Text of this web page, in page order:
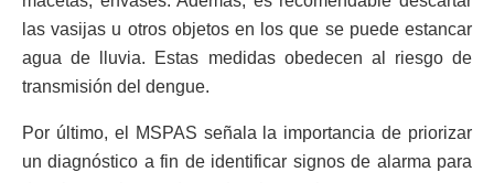
las vasijas u otros objetos en los que se puede estancar
agua de lluvia. Estas medidas obedecen al riesgo de
transmisión del dengue.
Por último, el MSPAS señala la importancia de priorizar
un diagnóstico a fin de identificar signos de alarma para